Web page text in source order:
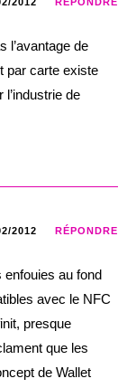
l’avantage de
par carte existe
de
2012 RÉPONDRE
au fond
avec le NFC
presque
que les
de Wallet